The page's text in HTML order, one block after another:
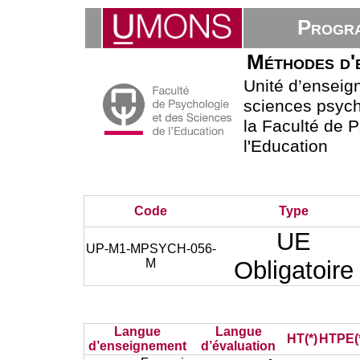
Méthodes
Unité
sciences
la Faculté de
l'Education
Code Type
UP-M1-MPSYCH-056-
M
UE
Obligatoire
Langue
d’enseignement
Langue
d’évaluation
HT(*)